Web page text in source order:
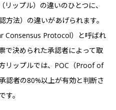
ップル）の違いのひとつに、
法）の違いがあげられます。
Consensus Protocol）と呼ばれ
で決められた承認者によって取
リップルでは、POC（Proof of
認者の80%以上が有効と判断さ
。